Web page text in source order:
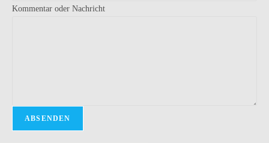
Kommentar oder Nachricht
ABSENDEN